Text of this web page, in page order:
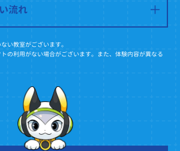
流れ
い教室がございます。
の利用がない場合がございます。また、体験内容が異なる